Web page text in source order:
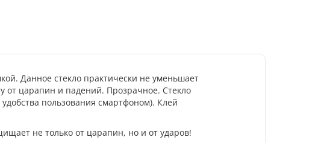
Данное стекло практически не уменьшает
от царапин и падений. Прозрачное. Стекло
пользования смартфоном). Клей
не только от царапин, но и от ударов!